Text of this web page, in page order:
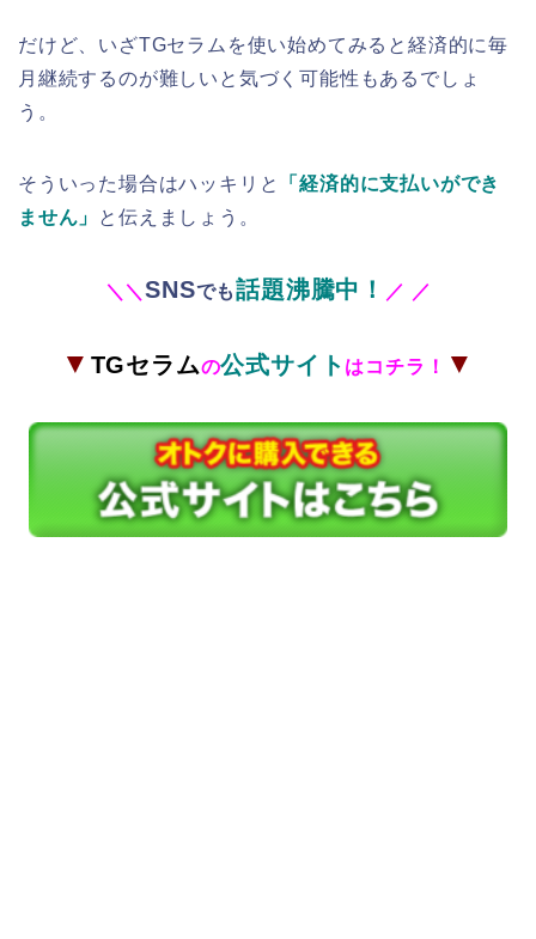
だけど、いざTGセラムを使い始めてみると経済的に毎
月継続するのが難しいと気づく可能性もあるでしょ
う。
そういった場合はハッキリと
「経済的に支払いができ
ません」
と伝えましょう。
＼ ＼SNSでも話題沸騰中！ ／ ／
▼ TGセラムの公式サイト はコチラ！ ▼